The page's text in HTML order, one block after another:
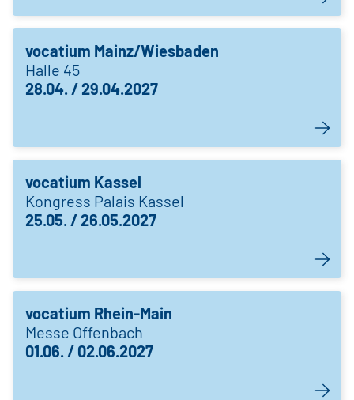
vocatium Mainz/Wiesbaden
Halle 45
28.04. / 29.04.2027
vocatium Kassel
Kongress Palais Kassel
25.05. / 26.05.2027
vocatium Rhein-Main
Messe Offenbach
01.06. / 02.06.2027